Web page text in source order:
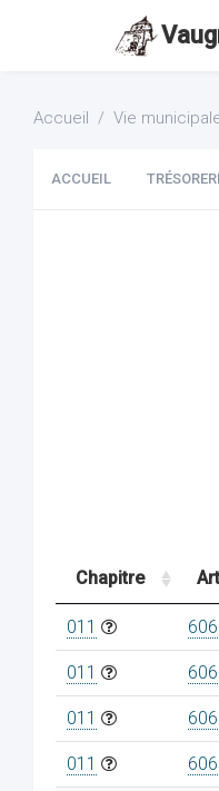
Accueil Vie
ACCUEIL
Chapitre
011
011
011
011